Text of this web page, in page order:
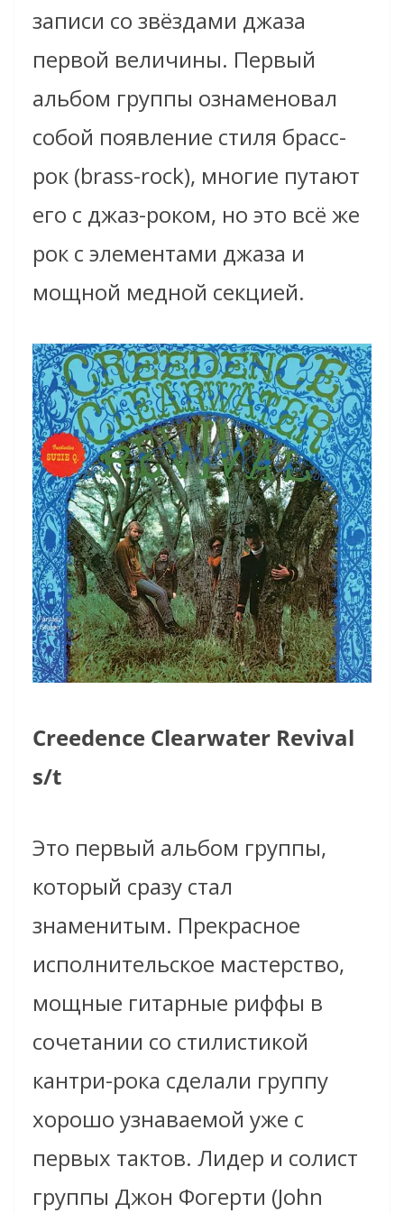
записи со звёздами джаза
первой величины. Первый
альбом группы ознаменовал
собой появление стиля брасс-
рок (brass-rock), многие путают
его с джаз-роком, но это всё же
рок с элементами джаза и
мощной медной секцией.
Creedence Clearwater Revival
s/t
Это первый альбом группы,
который сразу стал
знаменитым. Прекрасное
исполнительское мастерство,
мощные гитарные риффы в
сочетании со стилистикой
кантри-рока сделали группу
хорошо узнаваемой уже с
первых тактов. Лидер и солист
группы Джон Фогерти (John